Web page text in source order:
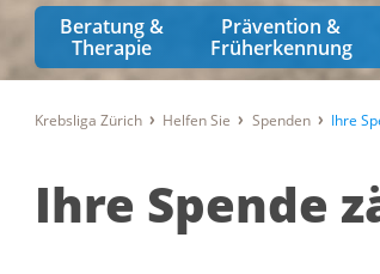
Beratung &
Therapie
Prävention &
Früherkennung
Krebsliga Zürich Helfen Sie Spenden Ihre
Ihre Spende